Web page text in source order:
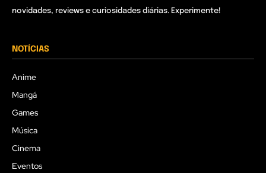
novidades, reviews e curiosidades diárias. Experimente!
NOTÍCIAS
Anime
Mangá
Games
Música
Cinema
Eventos